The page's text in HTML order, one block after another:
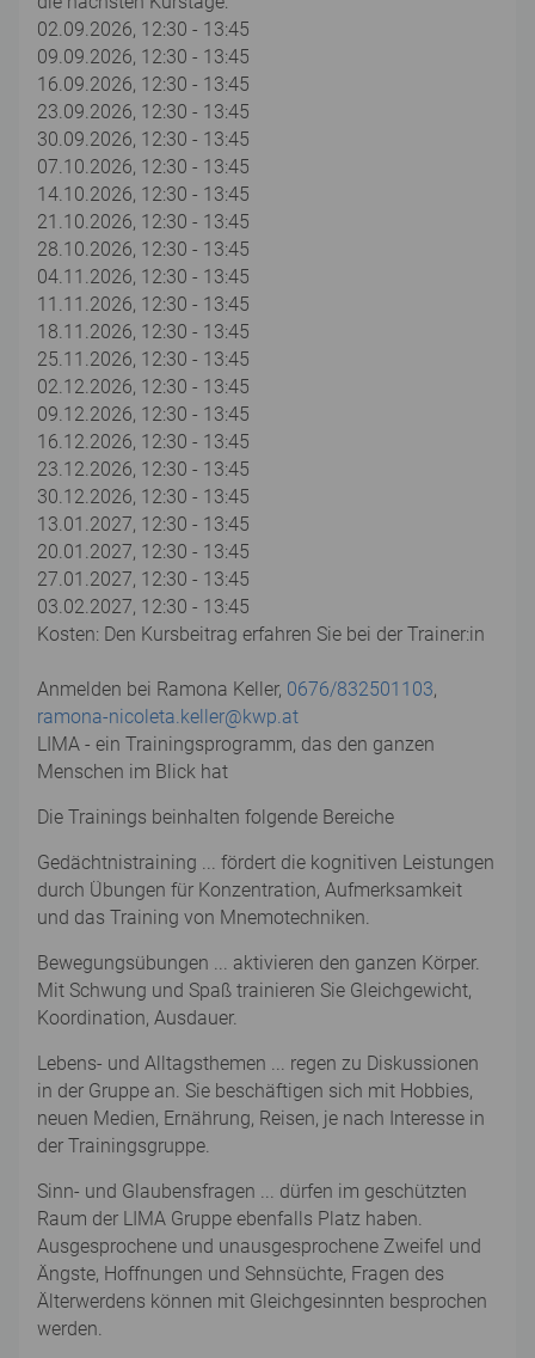
02.09.2026, 12:30 - 13:45
09.09.2026, 12:30 - 13:45
16.09.2026, 12:30 - 13:45
23.09.2026, 12:30 - 13:45
30.09.2026, 12:30 - 13:45
07.10.2026, 12:30 - 13:45
14.10.2026, 12:30 - 13:45
21.10.2026, 12:30 - 13:45
28.10.2026, 12:30 - 13:45
04.11.2026, 12:30 - 13:45
11.11.2026, 12:30 - 13:45
18.11.2026, 12:30 - 13:45
25.11.2026, 12:30 - 13:45
02.12.2026, 12:30 - 13:45
09.12.2026, 12:30 - 13:45
16.12.2026, 12:30 - 13:45
23.12.2026, 12:30 - 13:45
30.12.2026, 12:30 - 13:45
13.01.2027, 12:30 - 13:45
20.01.2027, 12:30 - 13:45
27.01.2027, 12:30 - 13:45
03.02.2027, 12:30 - 13:45
Kosten: Den Kursbeitrag erfahren Sie bei der Trainer:in
Anmelden bei Ramona Keller, 0676/832501103,
ramona-nicoleta.keller@kwp.at
LIMA - ein Trainingsprogramm, das den ganzen
Menschen im Blick hat
Die Trainings beinhalten folgende Bereiche
Gedächtnistraining ... fördert die kognitiven Leistungen
durch Übungen für Konzentration, Aufmerksamkeit
und das Training von Mnemotechniken.
Bewegungsübungen ... aktivieren den ganzen Körper.
Mit Schwung und Spaß trainieren Sie Gleichgewicht,
Koordination, Ausdauer.
Lebens- und Alltagsthemen ... regen zu Diskussionen
in der Gruppe an. Sie beschäftigen sich mit Hobbies,
neuen Medien, Ernährung, Reisen, je nach Interesse in
der Trainingsgruppe.
Sinn- und Glaubensfragen ... dürfen im geschützten
Raum der LIMA Gruppe ebenfalls Platz haben.
Ausgesprochene und unausgesprochene Zweifel und
Ängste, Hoffnungen und Sehnsüchte, Fragen des
Älterwerdens können mit Gleichgesinnten besprochen
werden.